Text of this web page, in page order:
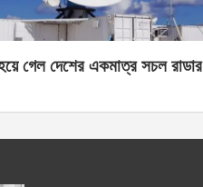
গেল দেশের একমাত্র সচল রাডার